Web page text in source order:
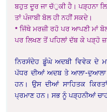
ਬਹੁਤ ਦੂਰ ਜਾ ਚੱੁਕੀ ਹੈ। ਪੜ੍ਹਨਾ
ਤਾਂ ਪੰਜਾਬੀ ਬੋਲ ਹੀ ਨਹੀਂ ਸਕਦੇ।
* ਜਿੱਥੇ ਮਰਜ਼ੀ ਰਹੋ ਪਰ ਆਪਣੀ ਮਾਂ
ਪਰ ਲਿਖਣ ਤੋਂ ਪਹਿਲਾਂ ਦੱਬ ਕੇ ਪੜ੍ਹੋ
ਨਿਰਸੰਦੇਹ ਡੂੰਘੇ ਅਦਬੀ ਵਿਵੇਕ ਦੇ
ਪੱਧਰ ਦੀਆਂ ਅਦਬ ਤੇ ਆਲਾ-ਦੁਆਲਾ
ਹਨ। ਉਸ ਦੀਆਂ ਸਾਹਿਤਕ
ਪ੍ਰਮਾਣ ਹਨ। ਸਭ ਨੂੰ ਪੜ੍ਹਨੀਆਂ